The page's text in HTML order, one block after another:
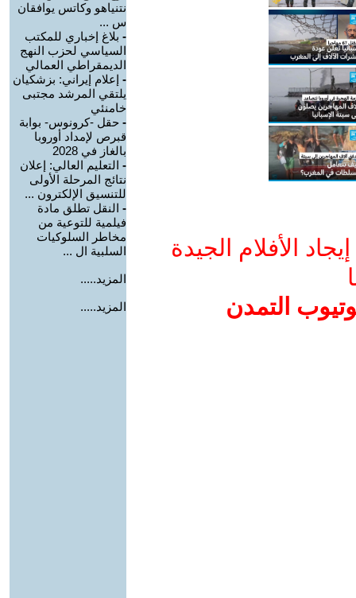
الأفلام الجيدة
التمدن
نتنياهو وكاتس يوافقان
س ...
- بلاغ إخباري للمكتب
السياسي لحزب النهج
الديمقراطي العمالي
- إعلام إيراني: بزشكيان
يلتقي المرشد مجتبى
خامنئي
- حقل -كرونوس- بوابة
قبرص لإمداد أوروبا
بالغاز في 2028
- التعليم العالي: إعلان
نتائج المرحلة الأولى
للتنسيق الإلكترون ...
- النقل تطلق مادة
فيلمية للتوعية من
مخاطر السلوكيات
السلبية ال ...
المزيد.....
المزيد.....